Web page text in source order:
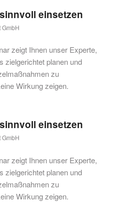
einsetzen
zeigt Ihnen unser Experte,
zielgerichtet planen und
zu
Wirkung zeigen.
einsetzen
zeigt Ihnen unser Experte,
zielgerichtet planen und
zu
Wirkung zeigen.